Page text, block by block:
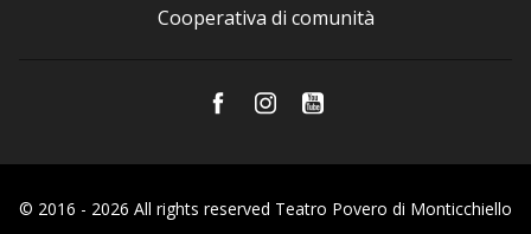
Cooperativa di comunità
© 2016 - 2026 All rights reserved Teatro Povero di Monticchiello